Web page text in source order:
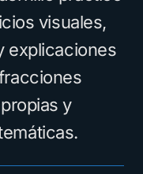
visuales,
explicaciones
y